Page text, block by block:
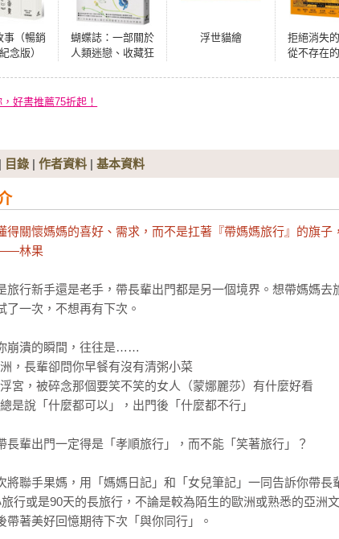
事（暢銷
念版）
蝴蝶誌：一部關於
人類迷戀、收藏狂
浮世貓繪
拒絕消失
從不存在
好書推薦75折起！
目錄 | 作者資料 | 基本資料
得關懷媽媽的喜好、需求，而不是扛著『帶媽媽旅行』的旗子
林果
旅行新手還是老手，帶長輩出門都是另一個境界。想帶媽媽去
一次，不想再有下次。
崩潰的瞬間，往往是……
，長輩卻問你早餐有沒有清粥小菜
宮，被碎念那個要笑不笑的女人（蒙娜麗莎）有什麼好看
是說「什麼都可以」，出門後「什麼都不行」
長輩出門一定得是「孝順旅行」，而不能「笑著旅行」？
將聯手果媽，用「媽媽日記」和「女兒筆記」一同告訴你帶長
行或是90天的長旅行，不論是較為陌生的歐洲或熟悉的亞洲
帶著美好回憶期待下次「與你同行」。